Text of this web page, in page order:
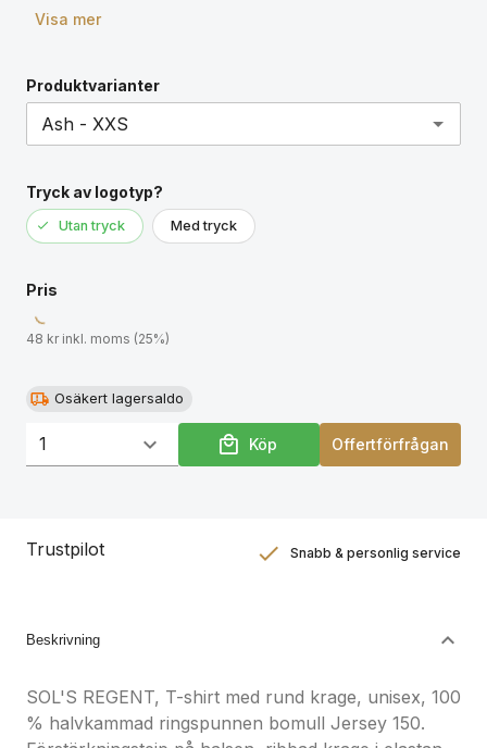
2 % viskos, (2) Gråmelerad: 85 % bomull / 15 %
i avsnittet om produktdokumentation.
Visa mer
Produktvarianter
Tryck av logotyp?
Utan tryck Med tryck
Pris
48 kr inkl. moms (25%)
Osäkert lagersaldo
Köp Offertförfrågan
Trustpilot Snabb & personlig service
Beskrivning
SOL'S REGENT, T-shirt med rund krage, unisex, 100
% halvkammad ringspunnen bomull Jersey 150.